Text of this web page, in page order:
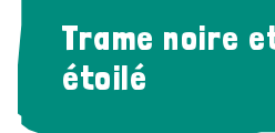
Trame noire
étoilé